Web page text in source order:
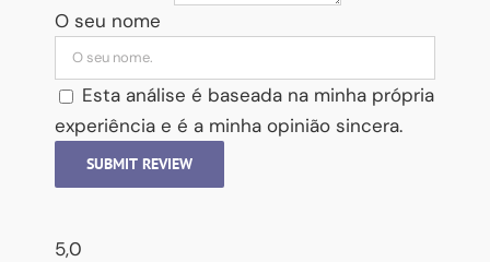
O seu nome
Esta análise é baseada na minha própria
experiência e é a minha opinião sincera.
SUBMIT REVIEW
5,0